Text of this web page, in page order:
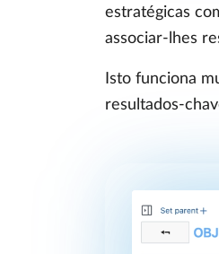
estratégicas
associar-lhes
Isto funciona
resultados-